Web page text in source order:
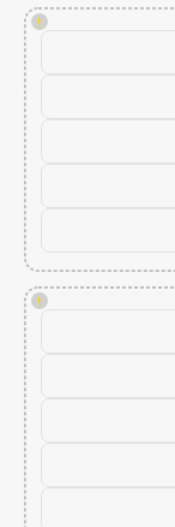
!
!